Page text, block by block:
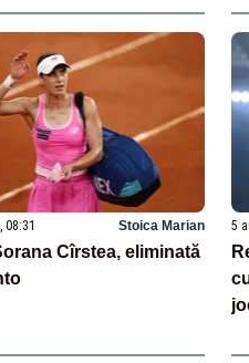
08:31 Stoica Marian
Cîrstea, eliminată
5